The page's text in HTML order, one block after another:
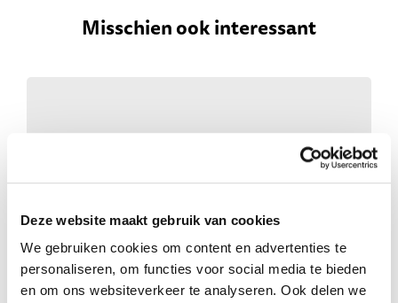
Deze website maakt gebruik van cookies
We gebruiken cookies om content en advertenties te
personaliseren, om functies voor social media te bieden
en om ons websiteverkeer te analyseren. Ook delen we
Misschien ook interessant
Medische hulp